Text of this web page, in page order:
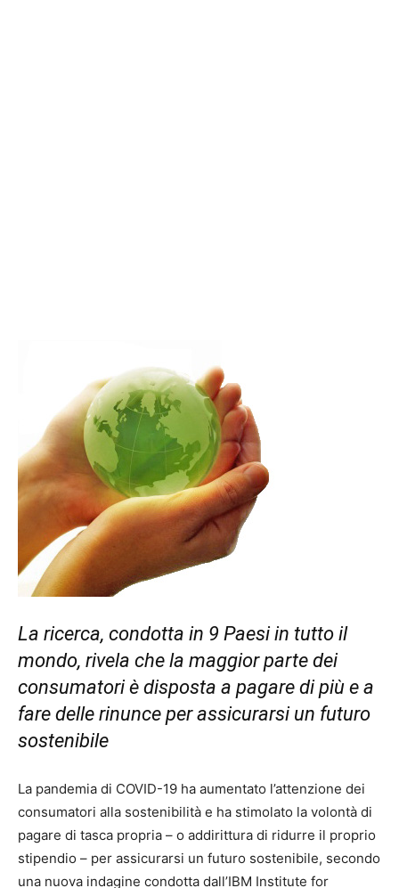
La ricerca, condotta in 9 Paesi in tutto il
mondo, rivela che la maggior parte dei
consumatori è disposta a pagare di più e a
fare delle rinunce per assicurarsi un futuro
sostenibile
La pandemia di COVID-19 ha aumentato l’attenzione dei
consumatori alla sostenibilità e ha stimolato la volontà di
pagare di tasca propria – o addirittura di ridurre il proprio
stipendio – per assicurarsi un futuro sostenibile, secondo
una nuova indagine condotta dall’IBM Institute for